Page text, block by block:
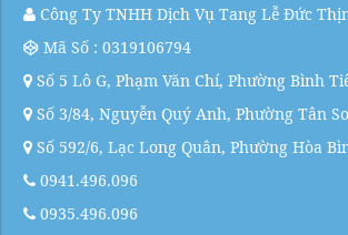
Công Ty TNHH Dịch Vụ Tang Lễ Đức
Mã Số : 0319106794
Số 5 Lô G, Phạm Văn Chí, Phường Bình
Số 3/84, Nguyễn Quý Anh, Phường Tân
Số 592/6, Lạc Long Quân, Phường Hòa
0941.496.096
0935.496.096